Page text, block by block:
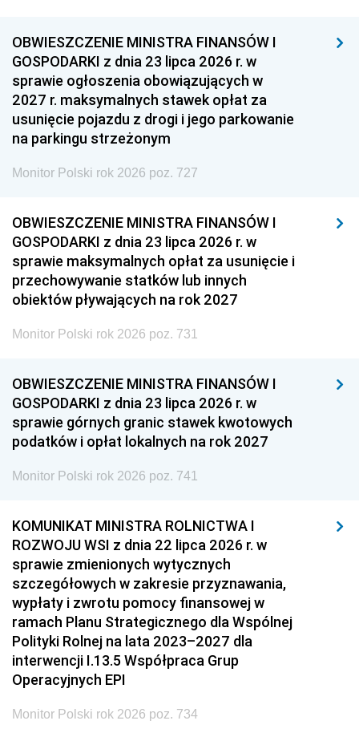
OBWIESZCZENIE MINISTRA FINANSÓW I
GOSPODARKI z dnia 23 lipca 2026 r. w
sprawie ogłoszenia obowiązujących w
2027 r. maksymalnych stawek opłat za
usunięcie pojazdu z drogi i jego parkowanie
na parkingu strzeżonym
Monitor Polski rok 2026 poz. 727
OBWIESZCZENIE MINISTRA FINANSÓW I
GOSPODARKI z dnia 23 lipca 2026 r. w
sprawie maksymalnych opłat za usunięcie i
przechowywanie statków lub innych
obiektów pływających na rok 2027
Monitor Polski rok 2026 poz. 731
OBWIESZCZENIE MINISTRA FINANSÓW I
GOSPODARKI z dnia 23 lipca 2026 r. w
sprawie górnych granic stawek kwotowych
podatków i opłat lokalnych na rok 2027
Monitor Polski rok 2026 poz. 741
KOMUNIKAT MINISTRA ROLNICTWA I
ROZWOJU WSI z dnia 22 lipca 2026 r. w
sprawie zmienionych wytycznych
szczegółowych w zakresie przyznawania,
wypłaty i zwrotu pomocy finansowej w
ramach Planu Strategicznego dla Wspólnej
Polityki Rolnej na lata 2023–2027 dla
interwencji I.13.5 Współpraca Grup
Operacyjnych EPI
Monitor Polski rok 2026 poz. 734